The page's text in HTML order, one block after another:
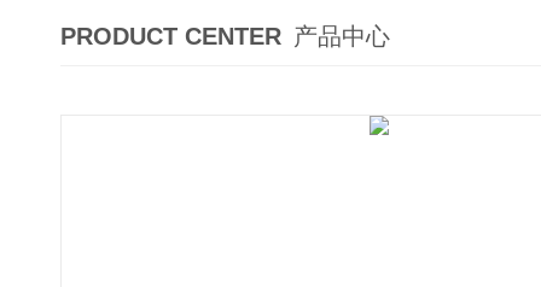
PRODUCT CENTER 产品中心